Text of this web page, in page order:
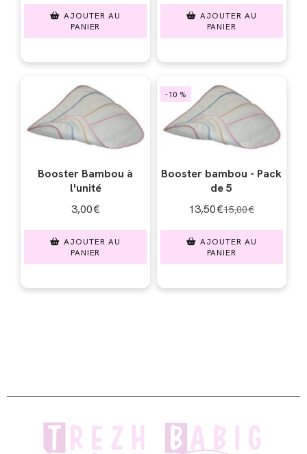
AJOUTER AU
PANIER
AJOUTER AU
PANIER
Booster Bambou à
l'unité
3,00€
AJOUTER AU
PANIER
-10 %
Booster bambou - Pack
de 5
13,50€15,00€
AJOUTER AU
PANIER